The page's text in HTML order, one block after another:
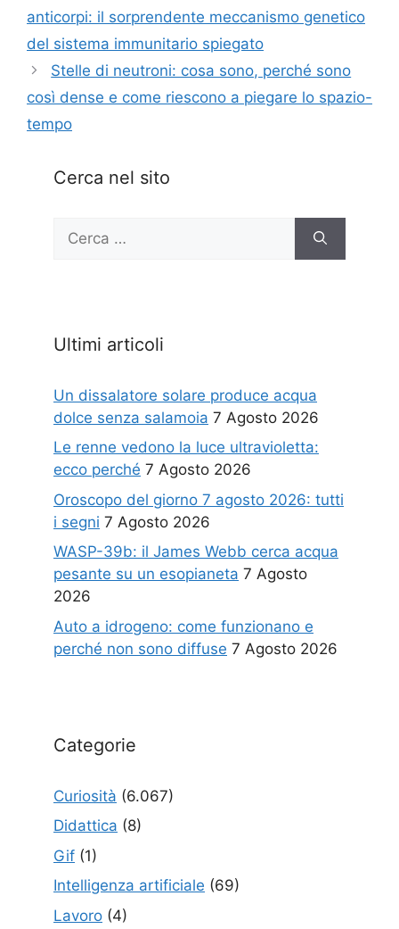
anticorpi: il sorprendente meccanismo genetico
del sistema immunitario spiegato
Stelle di neutroni: cosa sono, perché sono
così dense e come riescono a piegare lo spazio-
tempo
Cerca nel sito
per:
Ultimi articoli
Un dissalatore solare produce acqua
dolce senza salamoia 7 Agosto 2026
Le renne vedono la luce ultravioletta:
ecco perché 7 Agosto 2026
Oroscopo del giorno 7 agosto 2026: tutti
i segni 7 Agosto 2026
WASP-39b: il James Webb cerca acqua
pesante su un esopianeta 7 Agosto
2026
Auto a idrogeno: come funzionano e
perché non sono diffuse 7 Agosto 2026
Categorie
Curiosità (6.067)
Didattica (8)
Gif (1)
Intelligenza artificiale (69)
Lavoro (4)